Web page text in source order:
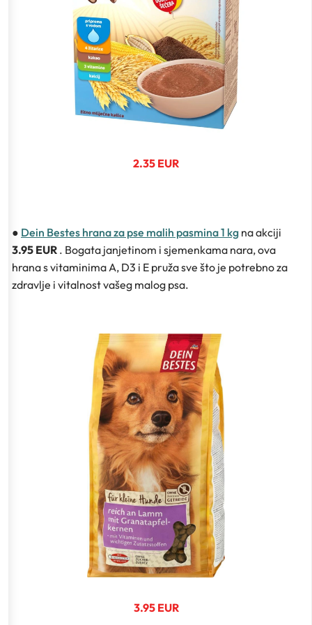
2.35 EUR
● Dein Bestes hrana za pse malih pasmina 1 kg na akciji
3.95 EUR . Bogata janjetinom i sjemenkama nara, ova
hrana s vitaminima A, D3 i E pruža sve što je potrebno za
zdravlje i vitalnost vašeg malog psa.
3.95 EUR